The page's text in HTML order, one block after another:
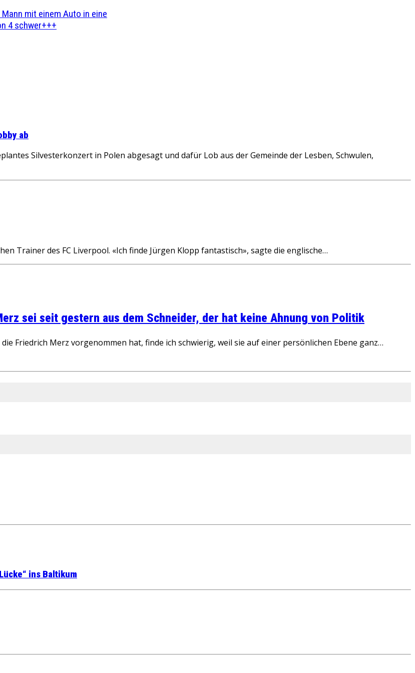
mit einem Auto in eine
4 schwer+++
ab
Silvesterkonzert in Polen abgesagt und dafür Lob aus der Gemeinde der Lesben, Schwulen,
Trainer des FC Liverpool. «Ich finde Jürgen Klopp fantastisch», sagte die englische…
sei seit gestern aus dem Schneider, der hat keine Ahnung von Politik
Friedrich Merz vorgenommen hat, finde ich schwierig, weil sie auf einer persönlichen Ebene ganz…
ins Baltikum